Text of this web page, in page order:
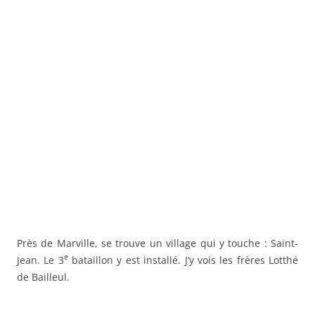
Près de Marville, se trouve un village qui y touche : Saint-
Jean. Le 3ebataillon y est installé. J’y vois les frères Lotthé
de Bailleul.